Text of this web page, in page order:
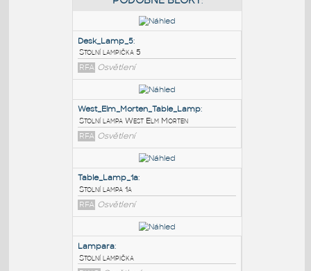
PODOBNÉ BLOKY
Desk_Lamp_5
Stolní lampička 5
RFA Osvětlení
West_Elm_Morten_Table_Lamp:
Stolní lampa West Elm Morten
RFA Osvětlení